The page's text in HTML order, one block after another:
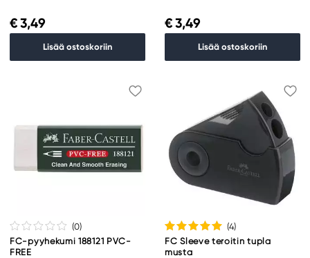
€ 3,49
Lisää ostoskoriin
€ 3,49
Lisää ostoskoriin
(0)
FC-pyyhekumi 188121 PVC-
FREE
(4)
FC Sleeve teroitin tupla
musta